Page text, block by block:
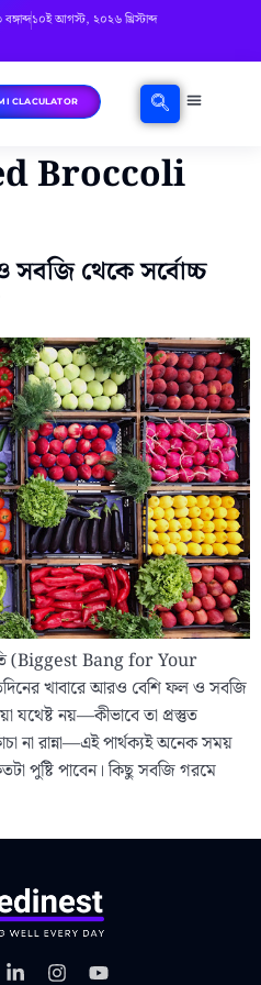
১০ই আগস্ট, ২০২৬ খ্রিস্টাব্দ
CLACULATOR
Broccoli
সবজি থেকে সর্বোচ্চ
(Biggest Bang for Your
খাবারে আরও বেশি ফল ও সবজি
যথেষ্ট নয়—কীভাবে তা প্রস্তুত
না রান্না—এই পার্থক্যই অনেক সময়
পুষ্টি পাবেন। কিছু সবজি গরমে